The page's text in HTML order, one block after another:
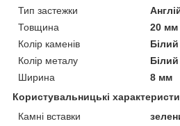
Тип застежки
Товщина
20 мм
Колір каменів
Білий
Колір металу
Білий
Ширина
8 мм
Користувальницькі
Камні вставки